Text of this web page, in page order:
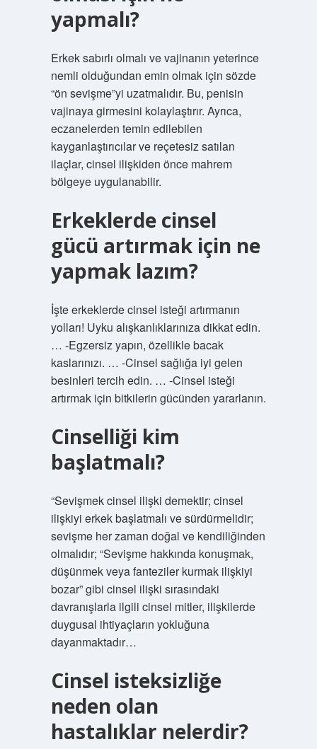
yapmalı?
Erkek sabırlı olmalı ve vajinanın yeterince
nemli olduğundan emin olmak için sözde
“ön sevişme”yi uzatmalıdır. Bu, penisin
vajinaya girmesini kolaylaştırır. Ayrıca,
eczanelerden temin edilebilen
kayganlaştırıcılar ve reçetesiz satılan
ilaçlar, cinsel ilişkiden önce mahrem
bölgeye uygulanabilir.
Erkeklerde cinsel
gücü artırmak için ne
yapmak lazım?
İşte erkeklerde cinsel isteği artırmanın
yolları! Uyku alışkanlıklarınıza dikkat edin.
… -Egzersiz yapın, özellikle bacak
kaslarınızı. … -Cinsel sağlığa iyi gelen
besinleri tercih edin. … -Cinsel isteği
artırmak için bitkilerin gücünden yararlanın.
Cinselliği kim
başlatmalı?
“Sevişmek cinsel ilişki demektir; cinsel
ilişkiyi erkek başlatmalı ve sürdürmelidir;
sevişme her zaman doğal ve kendiliğinden
olmalıdır; “Sevişme hakkında konuşmak,
düşünmek veya fanteziler kurmak ilişkiyi
bozar” gibi cinsel ilişki sırasındaki
davranışlarla ilgili cinsel mitler, ilişkilerde
duygusal ihtiyaçların yokluğuna
dayanmaktadır…
Cinsel isteksizliğe
neden olan
hastalıklar nelerdir?